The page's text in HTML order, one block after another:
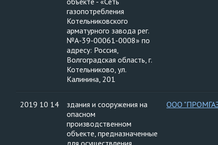
газопотребления
Котельниковского
арматурного завода рег.
№А-39-00061-0008» по
адресу: Россия,
Волгоградская область, г.
Котельниково, ул.
Калинина, 201
2019 10 14
здания и сооружения на
опасном
производственном
объекте, предназначенные
для осуществления
ООО